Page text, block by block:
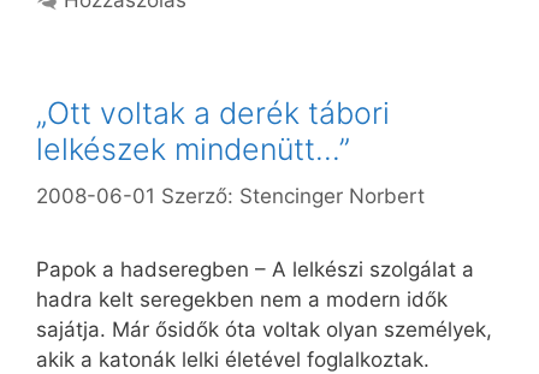
„Ott voltak a derék tábori
lelkészek mindenütt…”
2008-06-01 Szerző: Stencinger Norbert
Papok a hadseregben – A lelkészi szolgálat a
hadra kelt seregekben nem a modern idők
sajátja. Már ősidők óta voltak olyan személyek,
akik a katonák lelki életével foglalkoztak.